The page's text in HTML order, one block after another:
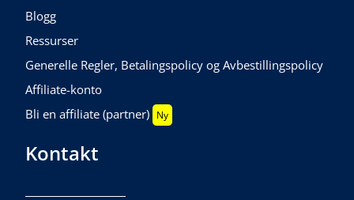
Blogg
Ressurser
Generelle Regler, Betalingspolicy og Avbestillingspolicy
Affiliate-konto
Bli en affiliate (partner) Ny
Kontakt